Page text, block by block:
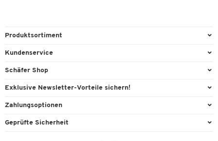
Produktsortiment
Büroausstattung
Reinigung & Hygiene
Technik
Kundenservice
Direktbestellung
Lieferinformationen
Rufnummernüberblick
Schäfer Shop
AGB
Cookie-Einstellungen
Exklusive Newsletter-Vorteile sichern!
Willkommensgeschenk
Zahlungsoptionen
Paypal
Geprüfte Sicherheit